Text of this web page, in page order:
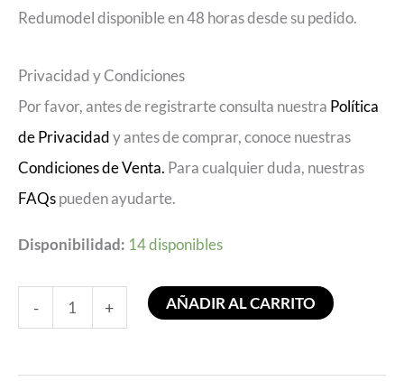
Redumodel disponible en 48 horas desde su pedido.
Privacidad y Condiciones
Por favor, antes de registrarte consulta nuestra Política
de Privacidady antes de comprar, conoce nuestras
Condiciones de Venta. Para cualquier duda, nuestras
FAQspueden ayudarte.
Disponibilidad: 14 disponibles
- + AÑADIR AL CARRITO